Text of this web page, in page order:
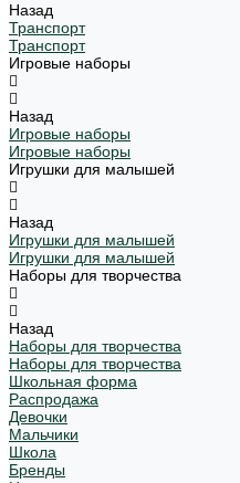
Назад
Транспорт
Транспорт
Игровые наборы
Назад
Игровые наборы
Игровые наборы
Игрушки для малышей
Назад
Игрушки для малышей
Игрушки для малышей
Наборы для творчества
Назад
Наборы для творчества
Наборы для творчества
Школьная форма
Распродажа
Девочки
Мальчики
Школа
Бренды